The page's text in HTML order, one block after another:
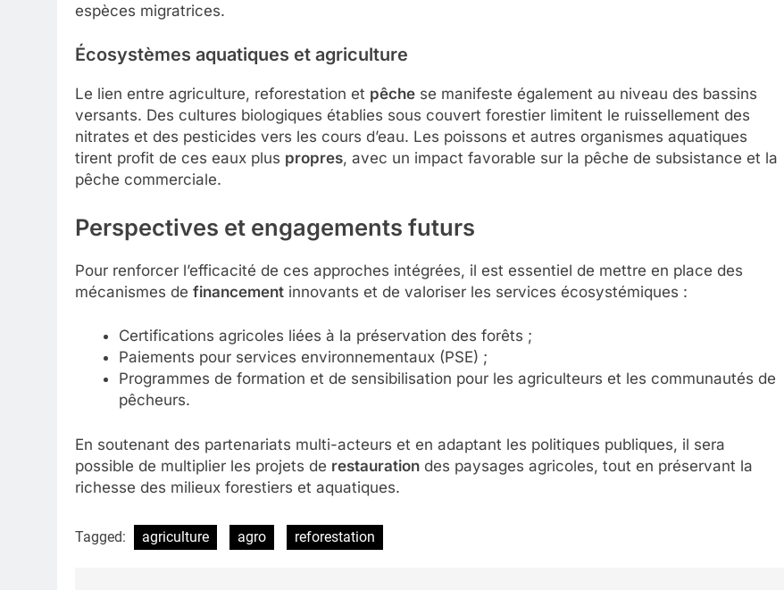
espèces migratrices.
Écosystèmes aquatiques et agriculture
Le lien entre agriculture, reforestation et pêche se manifeste également au niveau des bassins
versants. Des cultures biologiques établies sous couvert forestier limitent le ruissellement des
nitrates et des pesticides vers les cours d’eau. Les poissons et autres organismes aquatiques
tirent profit de ces eaux plus propres, avec un impact favorable sur la pêche de subsistance et la
pêche commerciale.
Perspectives et engagements futurs
Pour renforcer l’efficacité de ces approches intégrées, il est essentiel de mettre en place des
mécanismes de financement innovants et de valoriser les services écosystémiques :
Certifications agricoles liées à la préservation des forêts ;
Paiements pour services environnementaux (PSE) ;
Programmes de formation et de sensibilisation pour les agriculteurs et les communautés de
pêcheurs.
En soutenant des partenariats multi-acteurs et en adaptant les politiques publiques, il sera
possible de multiplier les projets de restauration des paysages agricoles, tout en préservant la
richesse des milieux forestiers et aquatiques.
Tagged: agriculture agro reforestation